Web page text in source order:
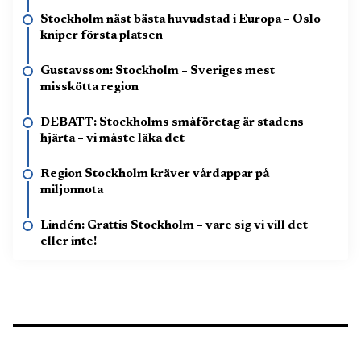
Stockholm näst bästa huvudstad i Europa – Oslo
kniper första platsen
Gustavsson: Stockholm – Sveriges mest
misskötta region
DEBATT: Stockholms småföretag är stadens
hjärta – vi måste läka det
Region Stockholm kräver vårdappar på
miljonnota
Lindén: Grattis Stockholm – vare sig vi vill det
eller inte!